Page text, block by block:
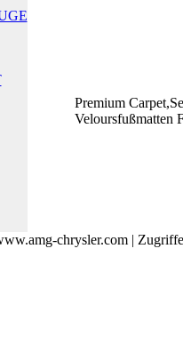
Premium
Veloursfußmatten
chrysler.com |